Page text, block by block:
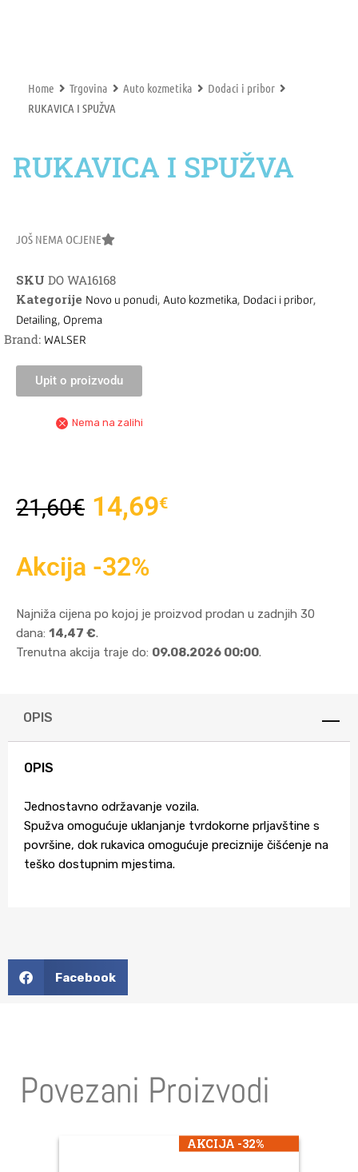
Home Trgovina Auto kozmetika
Dodaci i pribor
RUKAVICA I SPUŽVA
RUKAVICA I SPUŽVA
JOŠ NEMA OCJENE
SKU DO WA16168
Kategorije Novo u ponudi, Auto kozmetika, Dodaci i pribor,
Detailing, Oprema
Brand: WALSER
Upit o proizvodu
Nema na zalihi
21,60€ 14,69€
Akcija -32%
Najniža cijena po kojoj je proizvod prodan u zadnjih 30
dana: 14,47 €.
Trenutna akcija traje do: 09.08.2026 00:00.
OPIS
OPIS
Jednostavno održavanje vozila.
Spužva omogućuje uklanjanje tvrdokorne prljavštine s
površine, dok rukavica omogućuje preciznije čišćenje na
teško dostupnim mjestima.
Facebook
Povezani Proizvodi
AKCIJA -32%